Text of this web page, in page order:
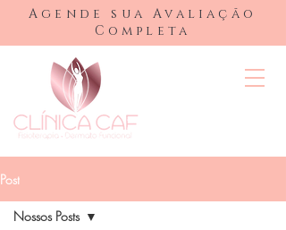
Agende sua Avaliação
Completa
Post
Nossos Posts